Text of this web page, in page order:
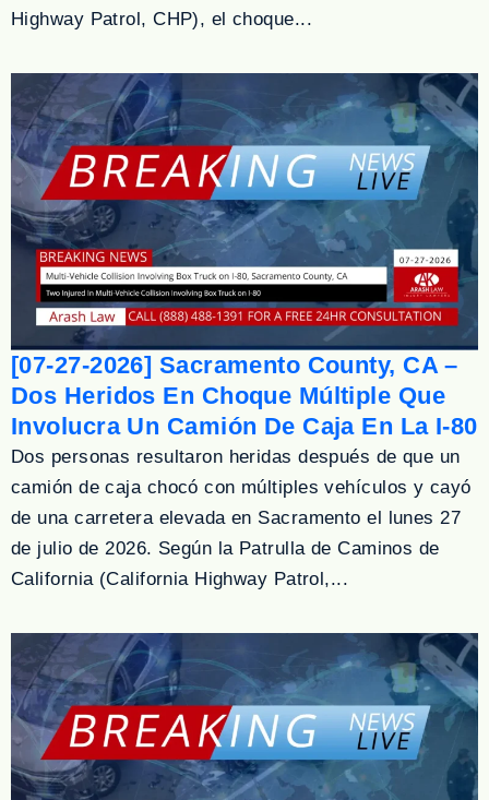
Highway Patrol, CHP), el choque...
[07-27-2026] Sacramento County, CA –
Dos Heridos En Choque Múltiple Que
Involucra Un Camión De Caja En La I-80
Dos personas resultaron heridas después de que un
camión de caja chocó con múltiples vehículos y cayó
de una carretera elevada en Sacramento el lunes 27
de julio de 2026. Según la Patrulla de Caminos de
California (California Highway Patrol,...